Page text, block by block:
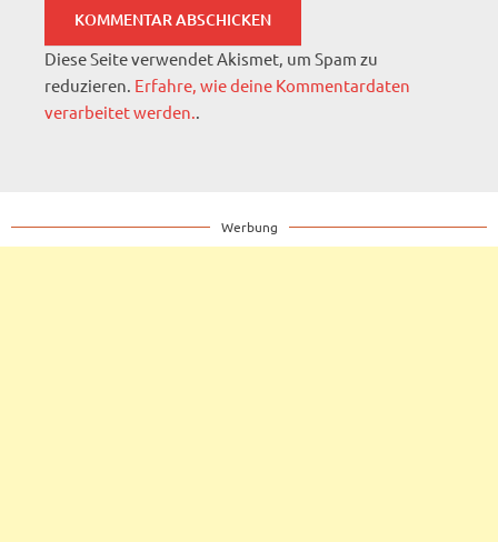
Diese Seite verwendet Akismet, um Spam zu
reduzieren. Erfahre, wie deine Kommentardaten
verarbeitet werden..
Werbung